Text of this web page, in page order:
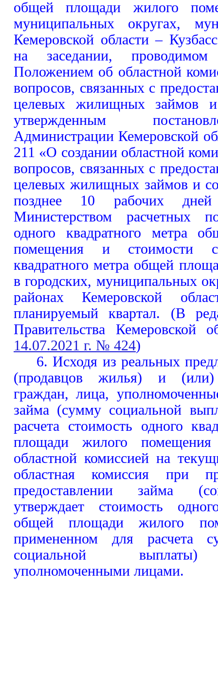
общей площади жилого
муниципальных округах,
Кемеровской области –
на заседании,
Положением об областной
вопросов, связанных с
целевых жилищных займов и
утвержденным
Администрации Кемеровской
211 «О создании областной
вопросов, связанных с
целевых жилищных займов и
позднее 10 рабочих
Министерством расчетных
одного квадратного метра
помещения и стоимости
квадратного метра общей
в городских, муниципальных
районах Кемеровской
планируемый квартал. (В
Правительства Кемеровской
14.07.2021 г. № 424)
6. Исходя из реальных
(продавцов жилья) и (или)
граждан, лица,
займа (сумму социальной
расчета стоимость одного
площади жилого
областной комиссией на
областная комиссия при
предоставлении займа
утверждает стоимость
общей площади жилого
примененном для расчета
социальной выплаты)
уполномоченными лицами.